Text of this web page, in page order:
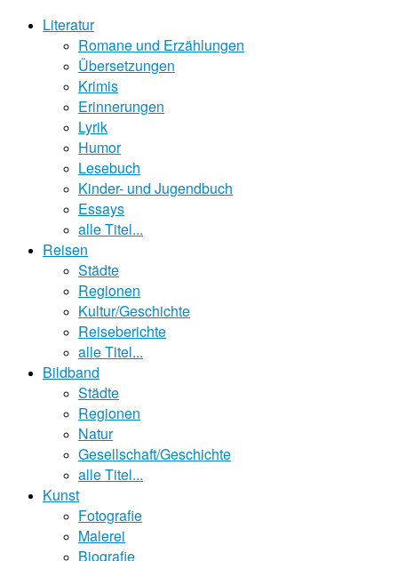
Literatur
Romane und Erzählungen
Übersetzungen
Krimis
Erinnerungen
Lyrik
Humor
Lesebuch
Kinder- und Jugendbuch
Essays
alle Titel...
Reisen
Städte
Regionen
Kultur/Geschichte
Reiseberichte
alle Titel...
Bildband
Städte
Regionen
Natur
Gesellschaft/Geschichte
alle Titel...
Kunst
Fotografie
Malerei
Biografie